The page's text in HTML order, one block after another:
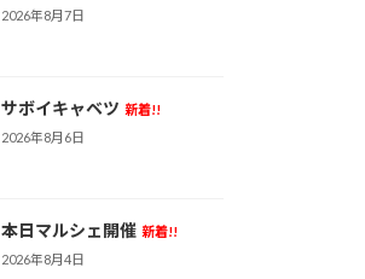
2026年8月7日
サボイキャベツ 新着!!
2026年8月6日
本日マルシェ開催 新着!!
2026年8月4日